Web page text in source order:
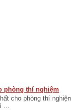
phòng thí nghiệm
cho phòng thí